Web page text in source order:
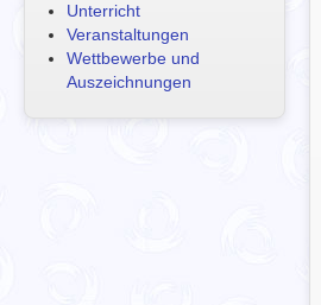
Unterricht
Veranstaltungen
Wettbewerbe und
Auszeichnungen